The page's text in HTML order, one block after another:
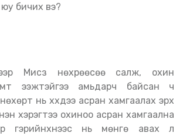
бичих вэ?
Мисүзү нөхрөөсөө салж, охин
ээжтэйгээ амьдарч байсан ч
нь хүүхдээ асран хамгаалах эрх
хэрэгтээ охиноо асран хамгаална
ар гэрийнхнээс нь мөнгө авах л